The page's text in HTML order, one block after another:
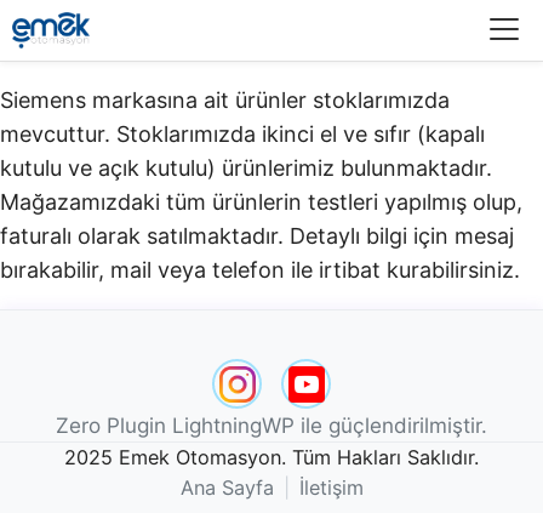
Siemens markasına ait ürünler stoklarımızda
mevcuttur. Stoklarımızda ikinci el ve sıfır (kapalı
kutulu ve açık kutulu) ürünlerimiz bulunmaktadır.​
Mağazamızdaki tüm ürünlerin testleri yapılmış olup,
faturalı olarak satılmaktadır. Detaylı bilgi için mesaj
bırakabilir, mail veya telefon ile irtibat kurabilirsiniz.
Zero Plugin LightningWP ile güçlendirilmiştir.
2025 Emek Otomasyon. Tüm Hakları Saklıdır.
Ana Sayfa
İletişim